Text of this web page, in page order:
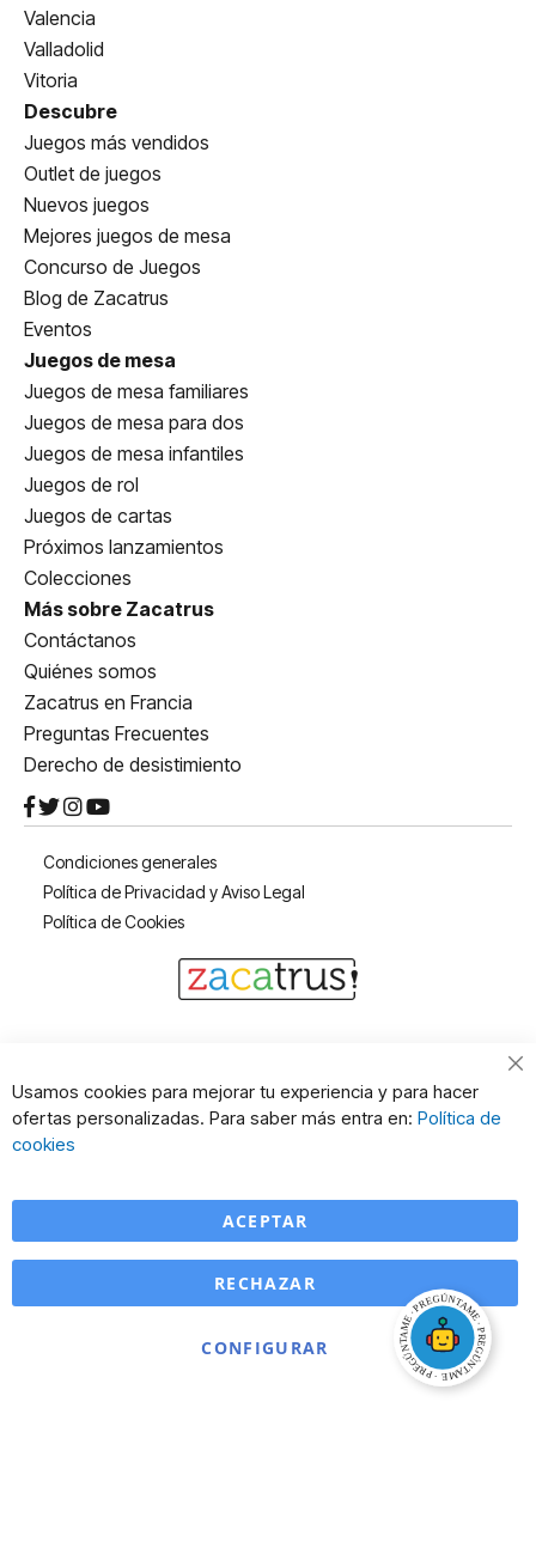
Valencia
Valladolid
Vitoria
Descubre
Juegos más vendidos
Outlet de juegos
Nuevos juegos
Mejores juegos de mesa
Concurso de Juegos
Blog de Zacatrus
Eventos
Juegos de mesa
Juegos de mesa familiares
Juegos de mesa para dos
Juegos de mesa infantiles
Juegos de rol
Juegos de cartas
Próximos lanzamientos
Colecciones
Más sobre Zacatrus
Contáctanos
Quiénes somos
Zacatrus en Francia
Preguntas Frecuentes
Derecho de desistimiento
Condiciones generales
Política de Privacidad y Aviso Legal
Política de Cookies
Usamos cookies para mejorar tu experiencia y para hacer
ofertas personalizadas. Para saber más entra en: Política de
cookies
ACEPTAR
CONFIGURAR
RECHAZAR